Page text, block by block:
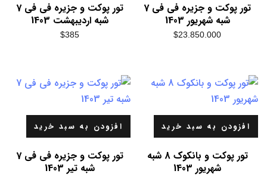
تور پوکت و جزیره فی فی 7
شبه شهریور 1403
$23.850.000
تور پوکت و جزیره فی فی 7
شبه اردیبهشت 1403
$385
افزودن به سبد خرید
تور پوکت و بانکوک 8 شبه
شهریور 1403
افزودن به سبد خرید
تور پوکت و جزیره فی فی 7
شبه تیر 1403